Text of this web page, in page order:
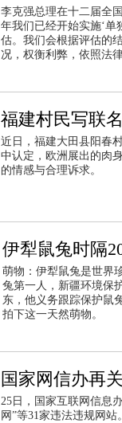
李克强总理在十二届全
年我们已经开始实施‘单
估。我们会根据评估的
况，权衡利弊，依照法
福建村民写联
近日，福建大田县阳春
中认定，欧洲展出的肉
的情感与合理诉求。
伊犁鼠兔时隔
萌物：伊犁鼠兔是世界
兔第一人，新疆环境保
东，他义务跟踪保护鼠
拍下这一天然萌物。
国家网信办再
25日，国家互联网信息
网”等31家违法违规网站。